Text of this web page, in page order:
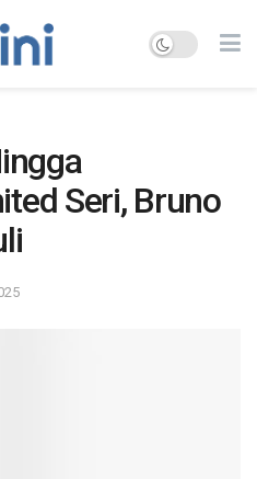
Seri, Bruno